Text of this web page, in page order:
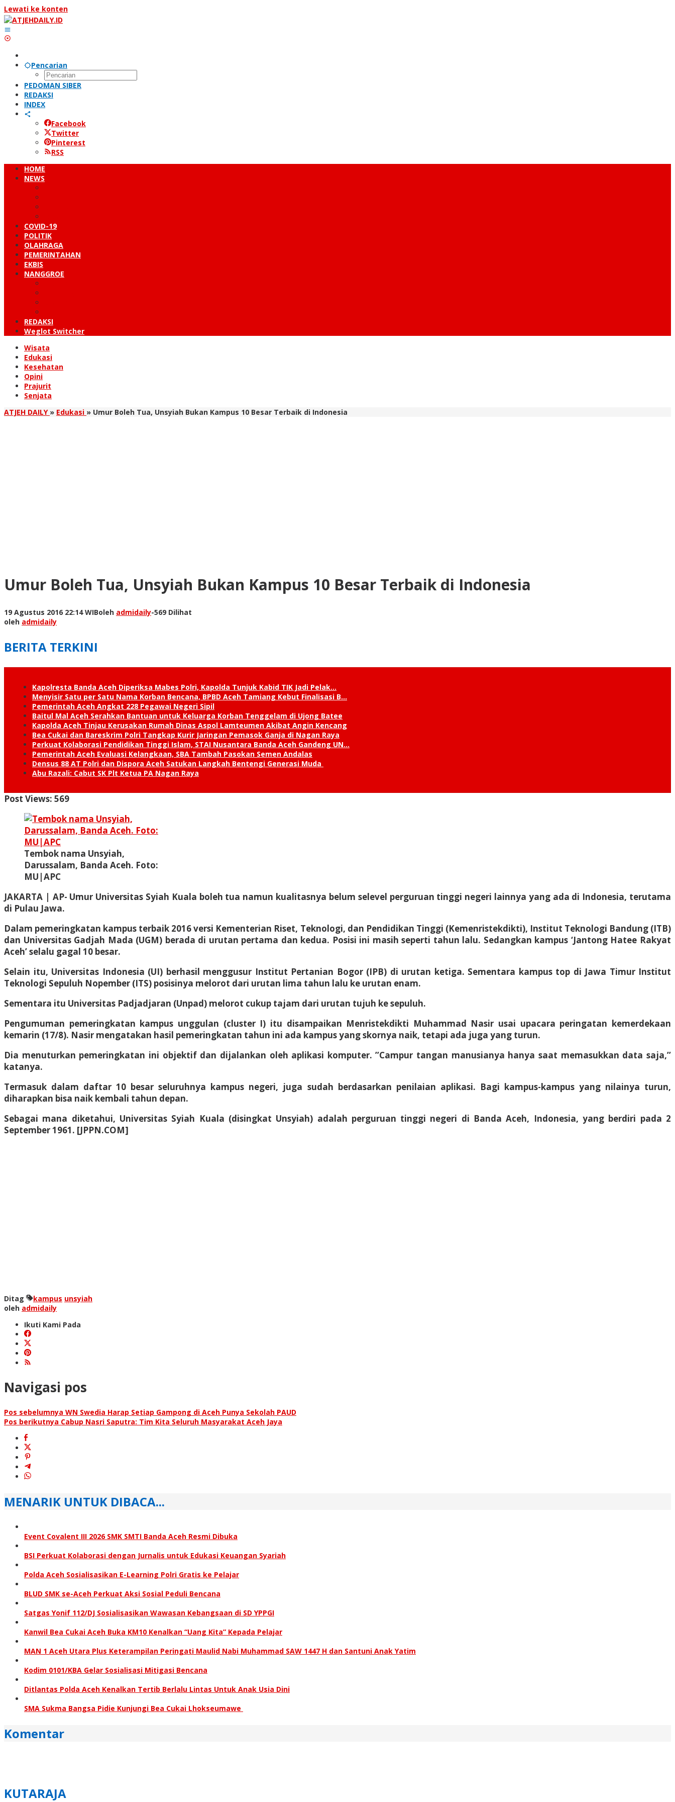
Lewati ke konten
Pencarian
PEDOMAN SIBER
REDAKSI
INDEX
Facebook
Twitter
Pinterest
RSS
HOME
NEWS
COVID-19
POLITIK
OLAHRAGA
PEMERINTAHAN
EKBIS
NANGGROE
REDAKSI
Weglot Switcher
Wisata
Edukasi
Kesehatan
Opini
Prajurit
Senjata
ATJEH DAILY » Edukasi » Umur Boleh Tua, Unsyiah Bukan Kampus 10 Besar Terbaik di Indonesia
Umur Boleh Tua, Unsyiah Bukan Kampus 10 Besar Terbaik di Indonesia
19 Agustus 2016 22:14 WIBoleh admidaily-569 Dilihat
oleh admidaily
BERITA TERKINI
Kapolresta Banda Aceh Diperiksa Mabes Polri, Kapolda Tunjuk Kabid TIK Jadi Pelak…
Menyisir Satu per Satu Nama Korban Bencana, BPBD Aceh Tamiang Kebut Finalisasi B…
Pemerintah Aceh Angkat 228 Pegawai Negeri Sipil
Baitul Mal Aceh Serahkan Bantuan untuk Keluarga Korban Tenggelam di Ujong Batee
Kapolda Aceh Tinjau Kerusakan Rumah Dinas Aspol Lamteumen Akibat Angin Kencang
Bea Cukai dan Bareskrim Polri Tangkap Kurir Jaringan Pemasok Ganja di Nagan Raya
Perkuat Kolaborasi Pendidikan Tinggi Islam, STAI Nusantara Banda Aceh Gandeng UN…
Pemerintah Aceh Evaluasi Kelangkaan, SBA Tambah Pasokan Semen Andalas
Densus 88 AT Polri dan Dispora Aceh Satukan Langkah Bentengi Generasi Muda
Abu Razali: Cabut SK Plt Ketua PA Nagan Raya
Post Views: 569
Tembok nama Unsyiah,
Darussalam, Banda Aceh. Foto:
MU|APC
JAKARTA | AP- Umur Universitas Syiah Kuala boleh tua namun kualitasnya belum selevel perguruan tinggi negeri lainnya yang ada di Indonesia, terutama
di Pulau Jawa.
Dalam pemeringkatan kampus terbaik 2016 versi Kementerian Riset, Teknologi, dan Pendidikan Tinggi (Kemenristekdikti), Institut Teknologi Bandung (ITB)
dan Universitas Gadjah Mada (UGM) berada di urutan pertama dan kedua. Posisi ini masih seperti tahun lalu. Sedangkan kampus ‘Jantong Hatee Rakyat
Aceh’ selalu gagal 10 besar.
Selain itu, Universitas Indonesia (UI) berhasil menggusur Institut Pertanian Bogor (IPB) di urutan ketiga. Sementara kampus top di Jawa Timur Institut
Teknologi Sepuluh Nopember (ITS) posisinya melorot dari urutan lima tahun lalu ke urutan enam.
Sementara itu Universitas Padjadjaran (Unpad) melorot cukup tajam dari urutan tujuh ke sepuluh.
Pengumuman pemeringkatan kampus unggulan (cluster I) itu disampaikan Menristekdikti Muhammad Nasir usai upacara peringatan kemerdekaan
kemarin (17/8). Nasir mengatakan hasil pemeringkatan tahun ini ada kampus yang skornya naik, tetapi ada juga yang turun.
Dia menuturkan pemeringkatan ini objektif dan dijalankan oleh aplikasi komputer. ’’Campur tangan manusianya hanya saat memasukkan data saja,’’
katanya.
Termasuk dalam daftar 10 besar seluruhnya kampus negeri, juga sudah berdasarkan penilaian aplikasi. Bagi kampus-kampus yang nilainya turun,
diharapkan bisa naik kembali tahun depan.
Sebagai mana diketahui, Universitas Syiah Kuala (disingkat Unsyiah) adalah perguruan tinggi negeri di Banda Aceh, Indonesia, yang berdiri pada 2
September 1961. [JPPN.COM]
Ditag kampus unsyiah
oleh admidaily
Ikuti Kami Pada
Navigasi pos
Pos sebelumnya WN Swedia Harap Setiap Gampong di Aceh Punya Sekolah PAUD
Pos berikutnya Cabup Nasri Saputra: Tim Kita Seluruh Masyarakat Aceh Jaya
MENARIK UNTUK DIBACA...
Event Covalent III 2026 SMK SMTI Banda Aceh Resmi Dibuka
BSI Perkuat Kolaborasi dengan Jurnalis untuk Edukasi Keuangan Syariah
Polda Aceh Sosialisasikan E-Learning Polri Gratis ke Pelajar
BLUD SMK se-Aceh Perkuat Aksi Sosial Peduli Bencana
Satgas Yonif 112/DJ Sosialisasikan Wawasan Kebangsaan di SD YPPGI
Kanwil Bea Cukai Aceh Buka KM10 Kenalkan “Uang Kita” Kepada Pelajar
MAN 1 Aceh Utara Plus Keterampilan Peringati Maulid Nabi Muhammad SAW 1447 H dan Santuni Anak Yatim
Kodim 0101/KBA Gelar Sosialisasi Mitigasi Bencana
Ditlantas Polda Aceh Kenalkan Tertib Berlalu Lintas Untuk Anak Usia Dini
SMA Sukma Bangsa Pidie Kunjungi Bea Cukai Lhokseumawe
Komentar
KUTARAJA